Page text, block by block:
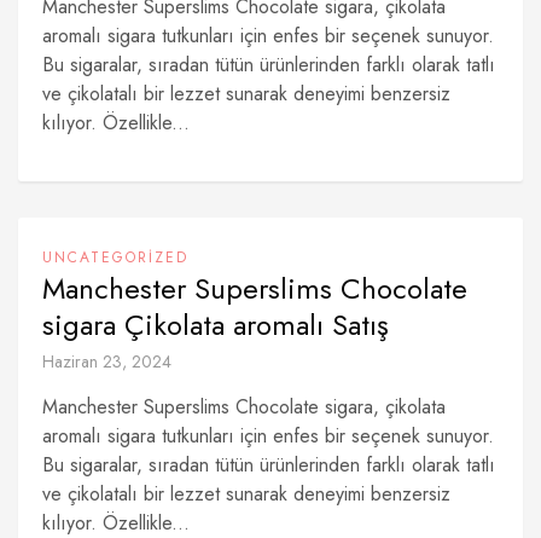
Manchester Superslims Chocolate sigara, çikolata
aromalı sigara tutkunları için enfes bir seçenek sunuyor.
Bu sigaralar, sıradan tütün ürünlerinden farklı olarak tatlı
ve çikolatalı bir lezzet sunarak deneyimi benzersiz
kılıyor. Özellikle...
UNCATEGORIZED
Manchester Superslims Chocolate
sigara Çikolata aromalı Satış
Haziran 23, 2024
Manchester Superslims Chocolate sigara, çikolata
aromalı sigara tutkunları için enfes bir seçenek sunuyor.
Bu sigaralar, sıradan tütün ürünlerinden farklı olarak tatlı
ve çikolatalı bir lezzet sunarak deneyimi benzersiz
kılıyor. Özellikle...